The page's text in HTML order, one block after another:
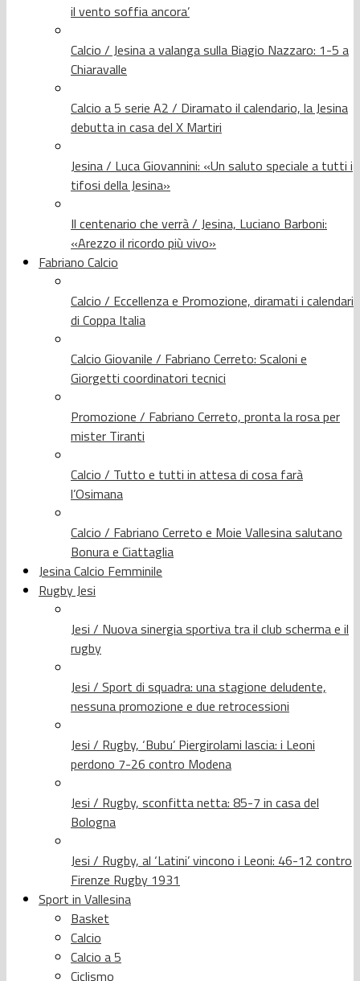
il vento soffia ancora’
Calcio / Jesina a valanga sulla Biagio Nazzaro: 1-5 a
Chiaravalle
Calcio a 5 serie A2 / Diramato il calendario, la Jesina
debutta in casa del X Martiri
Jesina / Luca Giovannini: «Un saluto speciale a tutti i
tifosi della Jesina»
Il centenario che verrà / Jesina, Luciano Barboni:
«Arezzo il ricordo più vivo»
Fabriano Calcio
Calcio / Eccellenza e Promozione, diramati i calendari
di Coppa Italia
Calcio Giovanile / Fabriano Cerreto: Scaloni e
Giorgetti coordinatori tecnici
Promozione / Fabriano Cerreto, pronta la rosa per
mister Tiranti
Calcio / Tutto e tutti in attesa di cosa farà
l’Osimana
Calcio / Fabriano Cerreto e Moie Vallesina salutano
Bonura e Ciattaglia
Jesina Calcio Femminile
Rugby Jesi
Jesi / Nuova sinergia sportiva tra il club scherma e il
rugby
Jesi / Sport di squadra: una stagione deludente,
nessuna promozione e due retrocessioni
Jesi / Rugby, ‘Bubu’ Piergirolami lascia: i Leoni
perdono 7-26 contro Modena
Jesi / Rugby, sconfitta netta: 85-7 in casa del
Bologna
Jesi / Rugby, al ‘Latini’ vincono i Leoni: 46-12 contro
Firenze Rugby 1931
Sport in Vallesina
Basket
Calcio
Calcio a 5
Ciclismo